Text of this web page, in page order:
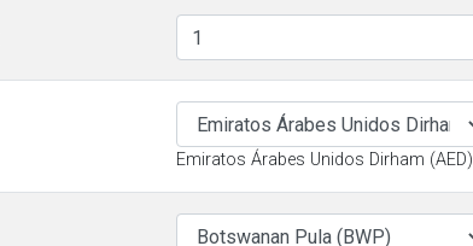
Emiratos Árabes Unidos Dirham (AED)